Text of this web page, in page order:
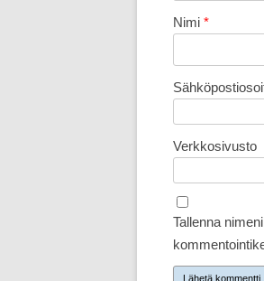
Nimi *
Verkkosivusto
Tallenna